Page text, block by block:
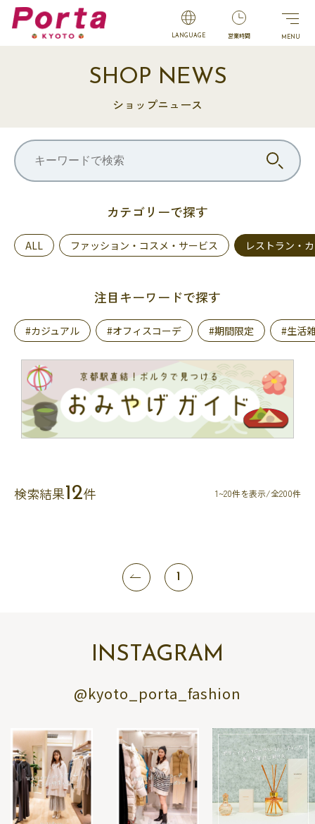
LANGUAGE 営業時間
SHOP NEWS
ショップニュース
カテゴリーで探す
ALL ファッション・コスメ・サービス レストラン・
注目キーワードで探す
#カジュアル #オフィスコーデ #期間限定 #生活
検索結果12件 1~20件を表示/全200件
1
INSTAGRAM
@kyoto_porta_fashion